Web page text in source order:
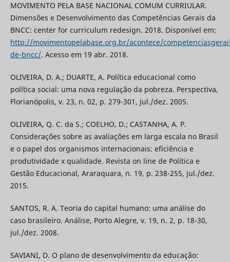
MOVIMENTO PELA BASE NACIONAL COMUM CURRIULAR.
Dimensões e Desenvolvimento das Competências Gerais da
BNCC: center for curriculum redesign. 2018. Disponível em:
http://movimentopelabase.org.br/acontece/
de-bncc/. Acesso em 19 abr. 2018.
OLIVEIRA, D. A.; DUARTE, A. Política educacional como
política social: uma nova regulação da pobreza. Perspectiva,
Florianópolis, v. 23, n. 02, p. 279-301, jul./dez. 2005.
OLIVEIRA, Q. C. da S.; COELHO, D.; CASTANHA, A. P.
Considerações sobre as avaliações em larga escala no Brasil
e o papel dos organismos internacionais: eficiência e
produtividade x qualidade. Revista on line de Política e
Gestão Educacional, Araraquara, n. 19, p. 238-255, jul./dez.
2015.
SANTOS, R. A. Teoria do capital humano: uma análise do
caso brasileiro. Análise, Porto Alegre, v. 19, n. 2, p. 18-30,
jul./dez. 2008.
SAVIANI, D. O plano de desenvolvimento da educação: